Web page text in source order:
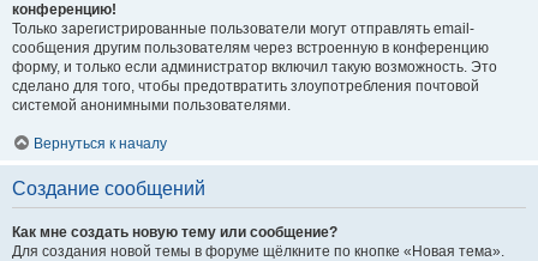
конференцию!
Только зарегистрированные пользователи могут отправлять email-
сообщения другим пользователям через встроенную в конференцию
форму, и только если администратор включил такую возможность. Это
сделано для того, чтобы предотвратить злоупотребления почтовой
системой анонимными пользователями.
Вернуться к началу
Создание сообщений
Как мне создать новую тему или сообщение?
Для создания новой темы в форуме щёлкните по кнопке «Новая тема».